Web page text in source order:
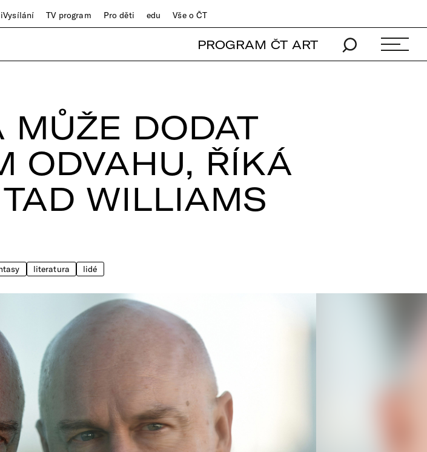
iVysílání TV program Pro děti edu Vše o ČT
PROGRAM ČT ART
MŮŽE DODAT
ODVAHU, ŘÍKÁ
WILLIAMS
literatura lidé